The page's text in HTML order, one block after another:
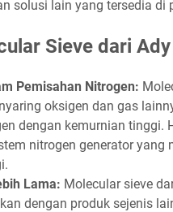
solusi lain yang tersedia di
Sieve dari
Pemisahan Nitrogen:
oksigen dan gas
dengan kemurnian tinggi.
nitrogen generator yang
Lama: Molecular sieve
dengan produk sejenis